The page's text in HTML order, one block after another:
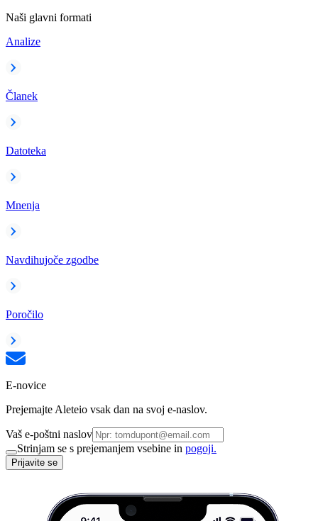
Naši glavni formati
Analize
Članek
Datoteka
Mnenja
Navdihujoče zgodbe
Poročilo
E-novice
Prejemajte Aleteio vsak dan na svoj e-naslov.
Vaš e-poštni naslov
Strinjam se s prejemanjem vsebine in pogoji.
Prijavite se